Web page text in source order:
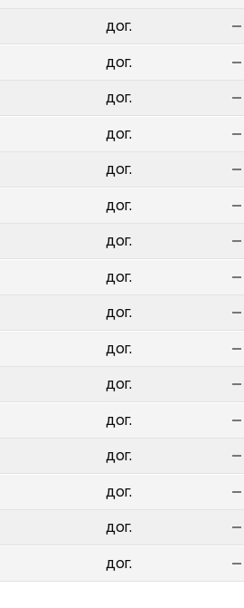
дог.
дог.
дог.
дог.
дог.
дог.
дог.
дог.
дог.
дог.
дог.
дог.
дог.
дог.
дог.
дог.